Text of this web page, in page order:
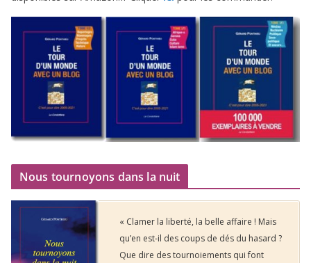
Nous tournoyons dans la nuit
« Clamer la liberté, la belle affaire ! Mais
qu’en est-il des coups de dés du hasard ?
Que dire des tournoiements qui font